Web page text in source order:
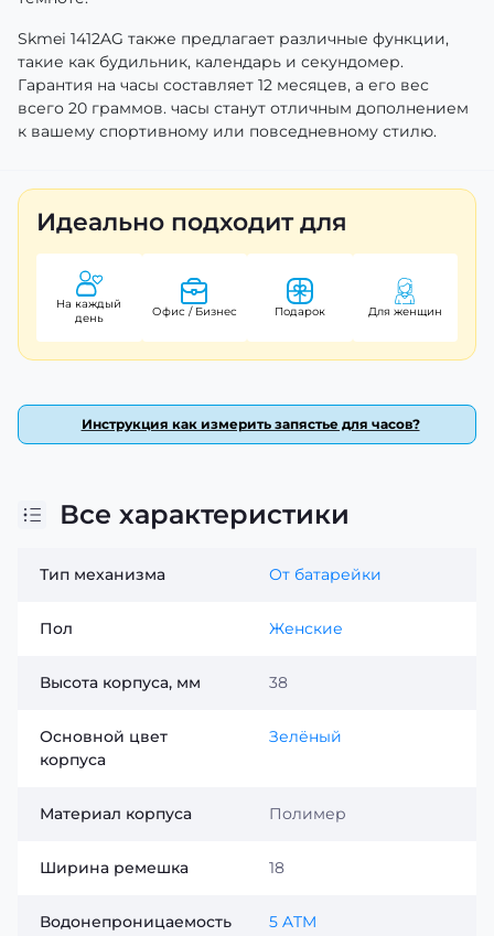
Skmei 1412AG также предлагает различные функции,
такие как будильник, календарь и секундомер.
Гарантия на часы составляет 12 месяцев, а его вес
всего 20 граммов. часы станут отличным дополнением
к вашему спортивному или повседневному стилю.
Идеально подходит для
На каждый
день
Офис / Бизнес Подарок Для женщин
Инструкция как измерить запястье для часов?
Все характеристики
Тип механизма От батарейки
Пол Женские
Высота корпуса, мм 38
Основной цвет
корпуса
Зелёный
Материал корпуса Полимер
Ширина ремешка 18
Водонепроницаемость 5 ATM